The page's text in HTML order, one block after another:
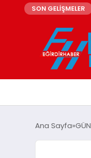
SON GELİŞMELER
Ana Sayfa